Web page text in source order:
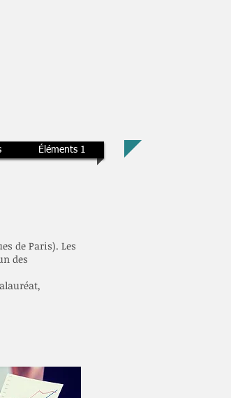
Éléments 1
de Paris). Les
des